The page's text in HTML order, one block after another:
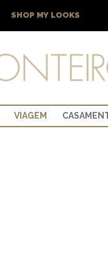
SHOP MY LOOKS
VIAGEM